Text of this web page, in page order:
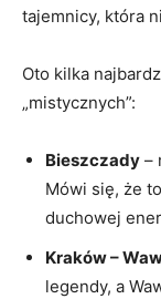
tajemnicy, która
Oto kilka
„mistycznych”:
Bieszczady –
Mówi się, że
duchowej
Kraków –
legendy, a